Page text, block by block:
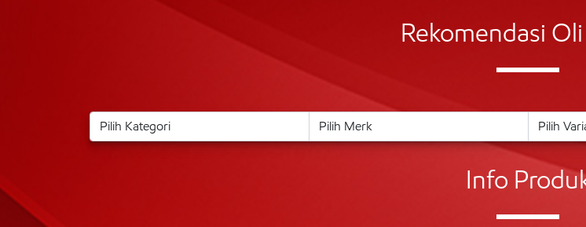
Rekomendasi
Info